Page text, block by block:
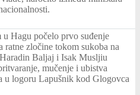
u Hagu počelo prvo suđenje
ratne zločine tokom sukoba na
Baljaj i Isak Musljiu
mučenje i ubistva
u logoru Lapušnik kod Glogovca